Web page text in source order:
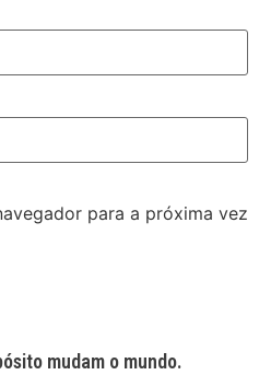
para a próxima vez
mudam o mundo.